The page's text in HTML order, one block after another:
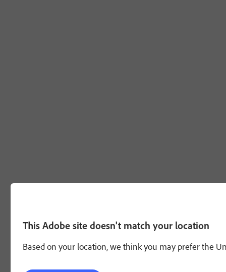
This Adobe site doesn't match your location
Based on your location, we think you may prefer the